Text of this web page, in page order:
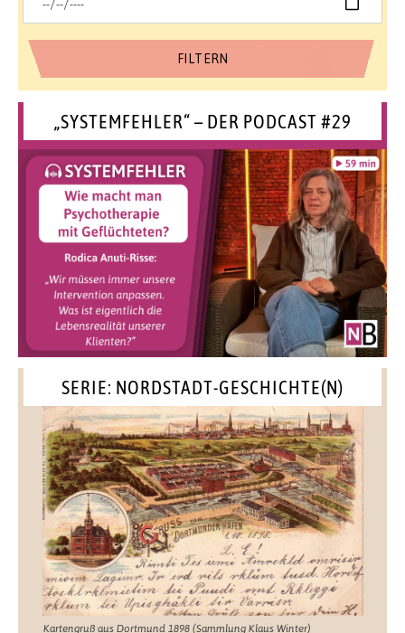
„SYSTEMFEHLER“ – DER PODCAST #29
SERIE: NORDSTADT-GESCHICHTE(N)
Kartengruß aus Dortmund 1898 (Sammlung Klaus Winter)